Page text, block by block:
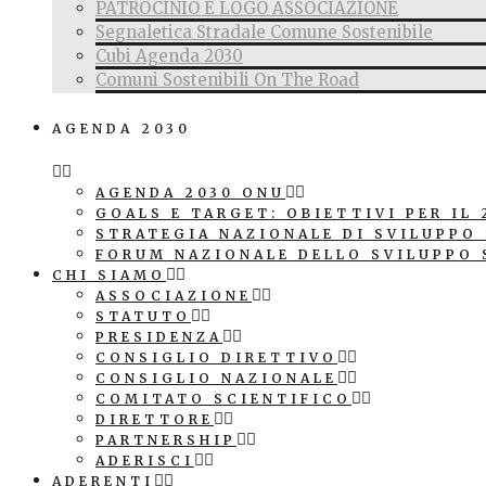
PATROCINIO E LOGO ASSOCIAZIONE
Segnaletica Stradale Comune Sostenibile
Cubi Agenda 2030
Comuni Sostenibili On The Road
AGENDA 2030
AGENDA 2030 ONU
GOALS E TARGET: OBIETTIVI PER IL
STRATEGIA NAZIONALE DI SVILUPPO
FORUM NAZIONALE DELLO SVILUPPO
CHI SIAMO
ASSOCIAZIONE
STATUTO
PRESIDENZA
CONSIGLIO DIRETTIVO
CONSIGLIO NAZIONALE
COMITATO SCIENTIFICO
DIRETTORE
PARTNERSHIP
ADERISCI
ADERENTI